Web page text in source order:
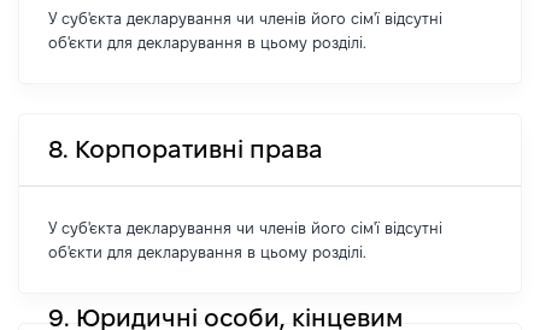
У суб'єкта декларування чи членів його сім'ї відсутні
об'єкти для декларування в цьому розділі.
8. Корпоративні права
У суб'єкта декларування чи членів його сім'ї відсутні
об'єкти для декларування в цьому розділі.
9. Юридичні особи, кінцевим